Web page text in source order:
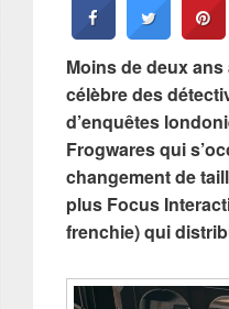
Moins de deux ans
célèbre des
d’enquêtes
Frogwares qui
changement de
plus Focus
frenchie) qui